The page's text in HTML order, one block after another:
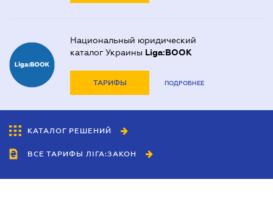
Национальный юридический
каталог Украины Liga:BOOK
ТАРИФЫ ПОДРОБНЕЕ
КАТАЛОГ РЕШЕНИЙ
ВСЕ ТАРИФЫ ЛІГА:ЗАКОН